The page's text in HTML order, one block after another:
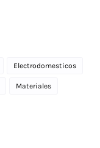
Electrodomesticos
Materiales